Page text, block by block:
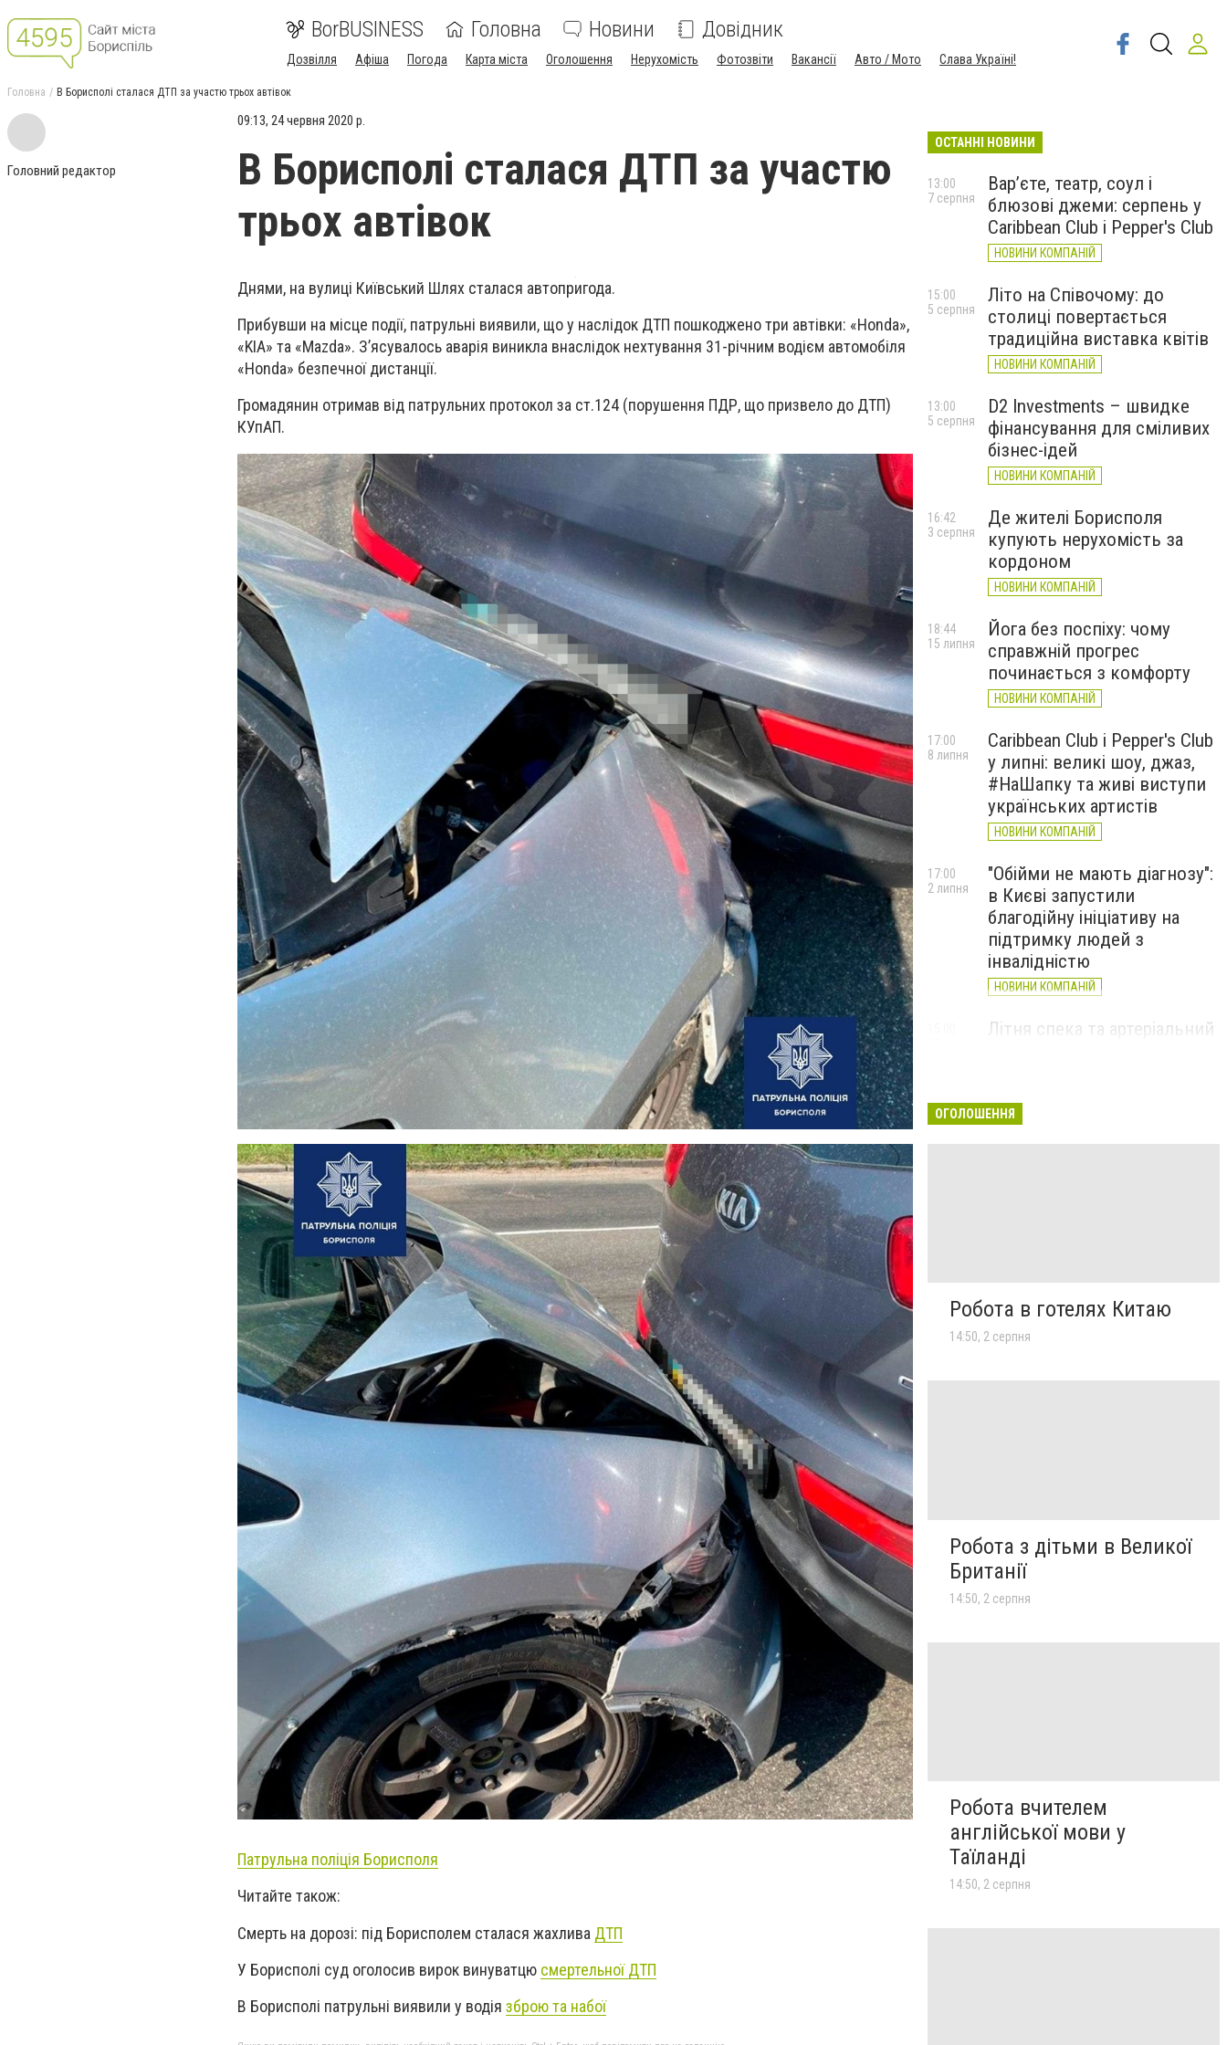
BorBUSINESS Головна Новини Довідник
Дозвілля Афіша Погода Карта міста Оголошення Нерухомість Фотозвіти Вакансії Авто / Мото Слава Україні!
Головна В Борисполі сталася ДТП за участю трьох автівок
Головний редактор
09:13, 24 червня 2020 р.
В Борисполі сталася ДТП за участю
трьох автівок
Днями, на вулиці Київський Шлях сталася автопригода.
Прибувши на місце події, патрульні виявили, що у наслідок ДТП пошкоджено три автівки: «Honda»,
«KIA» та «Mazda». З’ясувалось аварія виникла внаслідок нехтування 31-річним водієм автомобіля
«Honda» безпечної дистанції.
Громадянин отримав від патрульних протокол за ст.124 (порушення ПДР, що призвело до ДТП)
КУпАП.
Патрульна поліція Борисполя
Читайте також:
Смерть на дорозі: під Борисполем сталася жахлива ДТП
У Борисполі суд оголосив вирок винуватцю смертельної ДТП
В Борисполі патрульні виявили у водія зброю та набої
ОСТАННІ НОВИНИ
Вар’єте, театр, соул і
блюзові джеми: серпень у
Caribbean Club і Pepper's Club
НОВИНИ КОМПАНІЙ
13:00
7 серпня
Літо на Співочому: до
столиці повертається
традиційна виставка квітів
НОВИНИ КОМПАНІЙ
15:00
5 серпня
D2 Investments – швидке
фінансування для сміливих
бізнес-ідей
НОВИНИ КОМПАНІЙ
13:00
5 серпня
Де жителі Борисполя
купують нерухомість за
кордоном
НОВИНИ КОМПАНІЙ
16:42
3 серпня
Йога без поспіху: чому
справжній прогрес
починається з комфорту
НОВИНИ КОМПАНІЙ
18:44
15 липня
Caribbean Club і Pepper's Club
у липні: великі шоу, джаз,
#НаШапку та живі виступи
українських артистів
НОВИНИ КОМПАНІЙ
17:00
8 липня
"Обійми не мають діагнозу":
в Києві запустили
благодійну ініціативу на
підтримку людей з
інвалідністю
НОВИНИ КОМПАНІЙ
17:00
2 липня
Літня спека та артеріальний
ОГОЛОШЕННЯ
Робота в готелях Китаю
14:50, 2 серпня
Робота з дітьми в Великої
Британії
14:50, 2 серпня
Робота вчителем
англійської мови у
Таїланді
14:50, 2 серпня